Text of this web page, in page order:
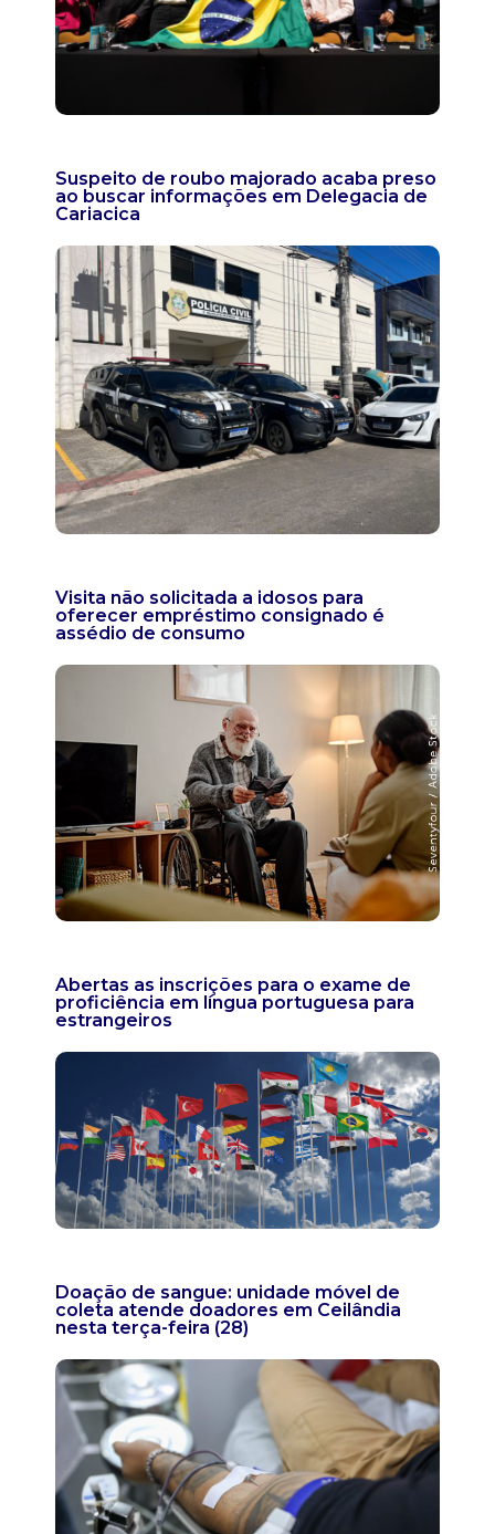
Suspeito de roubo majorado acaba preso
ao buscar informações em Delegacia de
Cariacica
Visita não solicitada a idosos para
oferecer empréstimo consignado é
assédio de consumo
Abertas as inscrições para o exame de
proficiência em língua portuguesa para
estrangeiros
Doação de sangue: unidade móvel de
coleta atende doadores em Ceilândia
nesta terça-feira (28)